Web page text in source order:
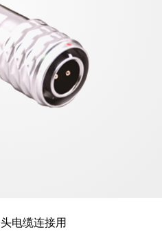
电缆连接用